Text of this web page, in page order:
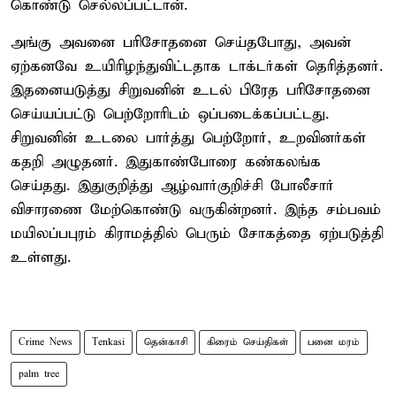
கொண்டு செல்லப்பட்டான்.
அங்கு அவனை பரிசோதனை செய்தபோது, அவன்
ஏற்கனவே உயிரிழந்துவிட்டதாக டாக்டர்கள் தெரித்தனர்.
இதனையடுத்து சிறுவனின் உடல் பிரேத பரிசோதனை
செய்யப்பட்டு பெற்றோரிடம் ஒப்படைக்கப்பட்டது.
சிறுவனின் உடலை பார்த்து பெற்றோர், உறவினர்கள்
கதறி அழுதனர். இதுகாண்போரை கண்கலங்க
செய்தது. இதுகுறித்து ஆழ்வார்குறிச்சி போலீசார்
விசாரணை மேற்கொண்டு வருகின்றனர். இந்த சம்பவம்
மயிலப்பபுரம் கிராமத்தில் பெரும் சோகத்தை ஏற்படுத்தி
உள்ளது.
Crime News Tenkasi தென்காசி கிரைம் செய்திகள் பனை மரம்
palm tree